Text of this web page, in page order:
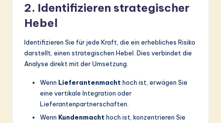
2. Identifizieren strategischer
Hebel
Identifizieren Sie für jede Kraft, die ein erhebliches Risiko
darstellt, einen strategischen Hebel. Dies verbindet die
Analyse direkt mit der Umsetzung.
Wenn Lieferantenmacht hoch ist, erwägen Sie
eine vertikale Integration oder
Lieferantenpartnerschaften.
Wenn Kundenmacht hoch ist, konzentrieren Sie